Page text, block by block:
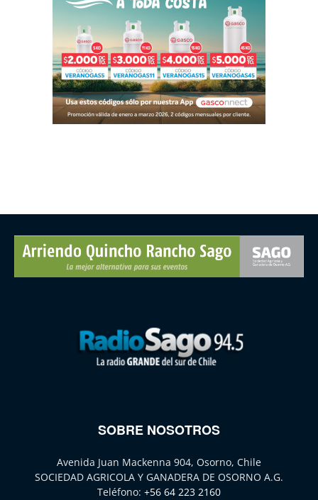
SOBRE NOSOTROS
Avenida Juan Mackenna 904, Osorno, Chile
SOCIEDAD AGRICOLA Y GANADERA DE OSORNO A.G.
Teléfono: +56 64 223 2160